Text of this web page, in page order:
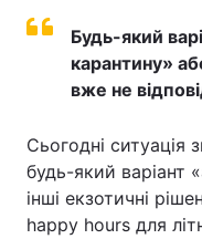
ПослугиБудь-який
карантину»
вже не
Сьогодні ситуація
будь-який варіант
інші екзотичні
happy hours для